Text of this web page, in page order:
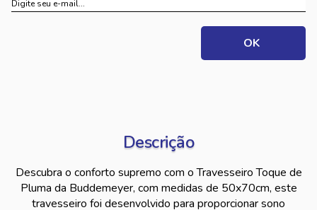
Descrição
Descubra o conforto supremo com o Travesseiro Toque de
Pluma da Buddemeyer, com medidas de 50x70cm, este
travesseiro foi desenvolvido para proporcionar sono